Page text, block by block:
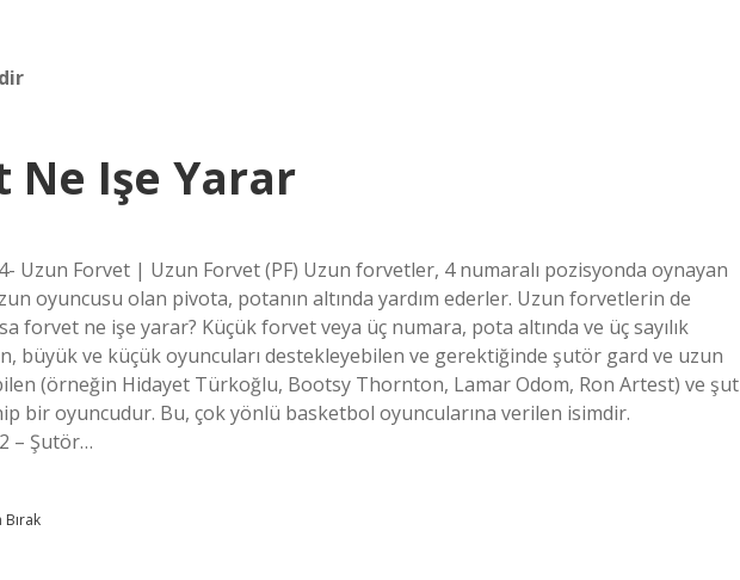
Ne Işe Yarar
Uzun Forvet | Uzun Forvet (PF) Uzun forvetler, 4 numaralı pozisyonda oynayan
oyuncusu olan pivota, potanın altında yardım ederler. Uzun forvetlerin de
forvet ne işe yarar? Küçük forvet veya üç numara, pota altında ve üç sayılık
büyük ve küçük oyuncuları destekleyebilen ve gerektiğinde şutör gard ve uzun
(örneğin Hidayet Türkoğlu, Bootsy Thornton, Lamar Odom, Ron Artest) ve şut
bir oyuncudur. Bu, çok yönlü basketbol oyuncularına verilen isimdir.
– Şutör…